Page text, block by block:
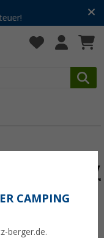
Schuhe
20SSV
CAMPING
berger.de.